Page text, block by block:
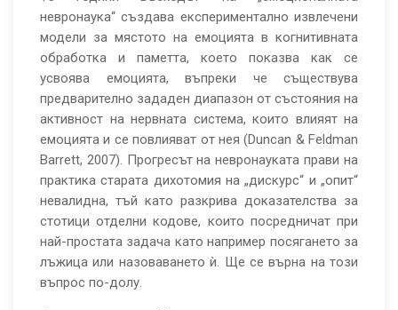
невронаука“ създава експериментално извлечени
модели за мястото на емоцията в когнитивната
обработка и паметта, което показва как се
усвоява емоцията, въпреки че съществува
предварително зададен диапазон от състояния на
активност на нервната система, които влияят на
емоцията и се повлияват от нея (Duncan & Feldman
Barrett, 2007). Прогресът на невронауката прави на
практика старата дихотомия на „дискурс“ и „опит“
невалидна, тъй като разкрива доказателства за
стотици отделни кодове, които посредничат при
най-простата задача като например посягането за
лъжица или назоваването ѝ. Ще се върна на този
въпрос по-долу.